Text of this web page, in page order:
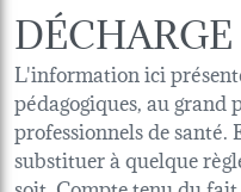
DÉCHARGE
L'information ici
pédagogiques, au
professionnels de santé.
substituer à quelque